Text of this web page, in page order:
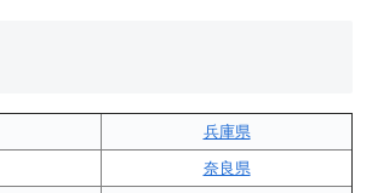
兵庫県
奈良県